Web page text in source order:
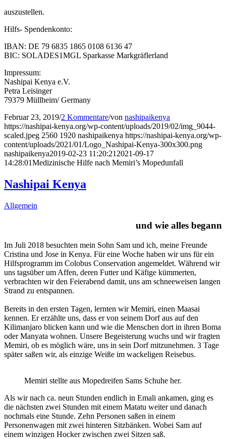
auszustellen.
Hilfs- Spendenkonto:
IBAN: DE 79 6835 1865 0108 6136 47
BIC: SOLADES1MGL Sparkasse Markgräflerland
Impressum:
Nashipai Kenya e.V.
Petra Leisinger
79379 Müllheim/ Germany
Februar 23, 2019/2 Kommentare/von nashipaikenya
https://nashipai-kenya.org/wp-content/uploads/2019/02/img_9044-
scaled.jpeg 2560 1920 nashipaikenya https://nashipai-kenya.org/wp-
content/uploads/2021/01/Logo_Nashipai-Kenya-300x300.png
nashipaikenya2019-02-23 11:20:212021-09-17
14:28:01Medizinische Hilfe nach Memiri’s Mopedunfall
Nashipai Kenya
Allgemein
und wie alles begann
Im Juli 2018 besuchten mein Sohn Sam und ich, meine Freunde
Cristina und Jose in Kenya. Für eine Woche haben wir uns für ein
Hilfsprogramm im Colobus Conservation angemeldet. Während wir
uns tagsüber um Affen, deren Futter und Käfige kümmerten,
verbrachten wir den Feierabend damit, uns am schneeweisen langen
Strand zu entspannen.
Bereits in den ersten Tagen, lernten wir Memiri, einen Maasai
kennen. Er erzählte uns, dass er von seinem Dorf aus auf den
Kilimanjaro blicken kann und wie die Menschen dort in ihren Boma
oder Manyata wohnen. Unsere Begeisterung wuchs und wir fragten
Memiri, ob es möglich wäre, uns in sein Dorf mitzunehmen. 3 Tage
später saßen wir, als einzige Weiße im wackeligen Reisebus.
Memiri stellte aus Mopedreifen Sams Schuhe her.
Als wir nach ca. neun Stunden endlich in Emali ankamen, ging es
die nächsten zwei Stunden mit einem Matatu weiter und danach
nochmals eine Stunde. Zehn Personen saßen in einem
Personenwagen mit zwei hinteren Sitzbänken. Wobei Sam auf
einem winzigen Hocker zwischen zwei Sitzen saß.